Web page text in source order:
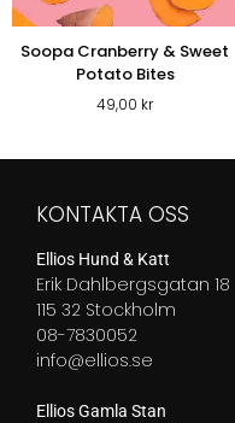
Soopa Cranberry & Sweet
Potato Bites
49,00 kr
KONTAKTA OSS
Ellios Hund & Katt
Erik Dahlbergsgatan 18
115 32 Stockholm
08-7830052
info@ellios.se
Ellios Gamla Stan